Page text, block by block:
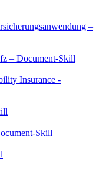
–
– Document-Skill
Insurance -
Skill